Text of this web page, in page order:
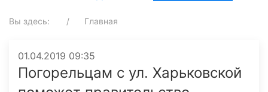
Вы здесь: Главная
01.04.2019 09:35
Погорельцам с ул. Харьковской